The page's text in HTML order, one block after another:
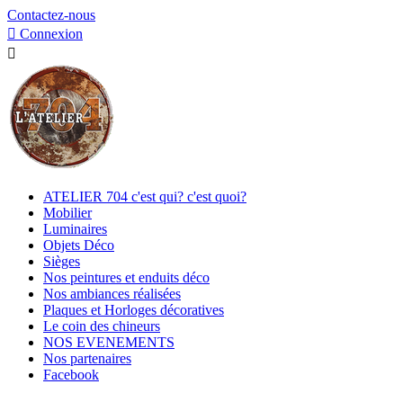
Contactez-nous
 Connexion

ATELIER 704 c'est qui? c'est quoi?
Mobilier
Luminaires
Objets Déco
Sièges
Nos peintures et enduits déco
Nos ambiances réalisées
Plaques et Horloges décoratives
Le coin des chineurs
NOS EVENEMENTS
Nos partenaires
Facebook